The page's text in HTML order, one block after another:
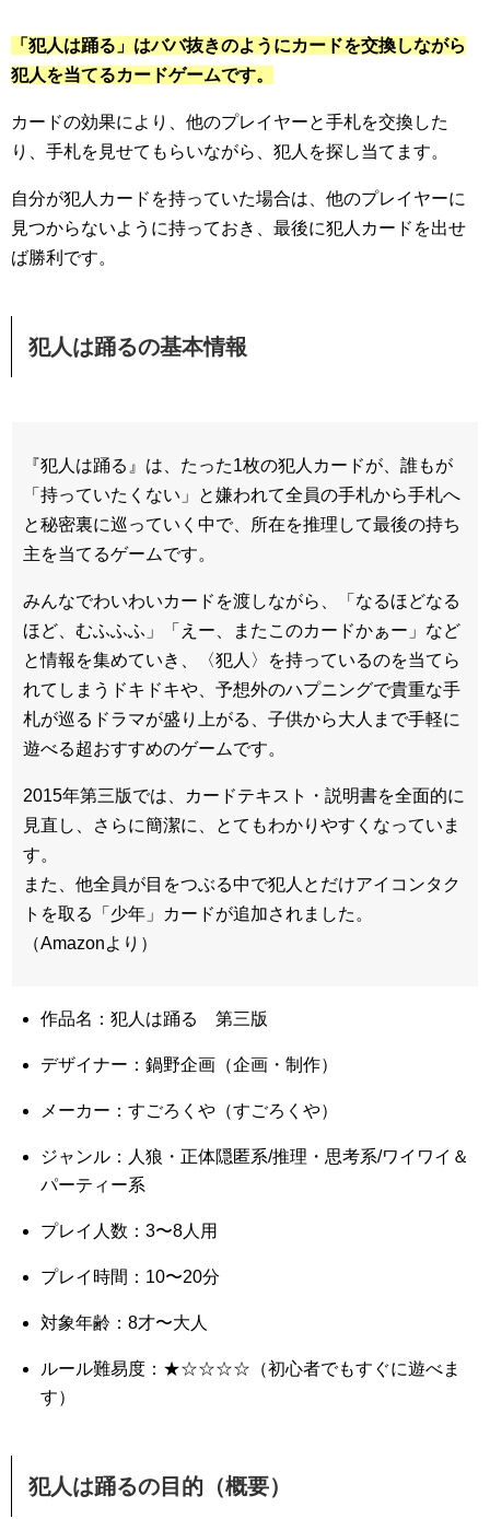
「犯人は踊る」はババ抜きのようにカードを交換しながら
犯人を当てるカードゲームです。
カードの効果により、他のプレイヤーと手札を交換した
り、手札を見せてもらいながら、犯人を探し当てます。
自分が犯人カードを持っていた場合は、他のプレイヤーに
見つからないように持っておき、最後に犯人カードを出せ
ば勝利です。
犯人は踊るの基本情報
『犯人は踊る』は、たった1枚の犯人カードが、誰もが
「持っていたくない」と嫌われて全員の手札から手札へ
と秘密裏に巡っていく中で、所在を推理して最後の持ち
主を当てるゲームです。
みんなでわいわいカードを渡しながら、「なるほどなる
ほど、むふふふ」「えー、またこのカードかぁー」など
と情報を集めていき、〈犯人〉を持っているのを当てら
れてしまうドキドキや、予想外のハプニングで貴重な手
札が巡るドラマが盛り上がる、子供から大人まで手軽に
遊べる超おすすめのゲームです。
2015年第三版では、カードテキスト・説明書を全面的に
見直し、さらに簡潔に、とてもわかりやすくなっていま
す。
また、他全員が目をつぶる中で犯人とだけアイコンタク
トを取る「少年」カードが追加されました。
（Amazonより）
作品名：犯人は踊る 第三版
デザイナー：鍋野企画（企画・制作）
メーカー：すごろくや（すごろくや）
ジャンル：人狼・正体隠匿系/推理・思考系/ワイワイ＆
パーティー系
プレイ人数：3〜8人用
プレイ時間：10〜20分
対象年齢：8才〜大人
ルール難易度：★☆☆☆☆（初心者でもすぐに遊べま
す）
犯人は踊るの目的（概要）